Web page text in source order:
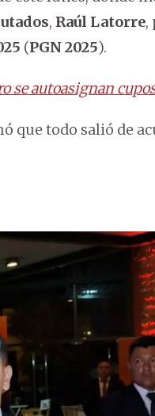
, Raúl Latorre,
(PGN 2025).
se autoasignan
que todo salió de